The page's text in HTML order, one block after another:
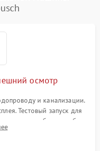
осмотр
и канализации.
Тестовый запуск для
или сбоев в работе
управления.